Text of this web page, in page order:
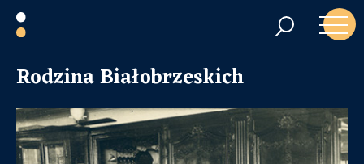
Rodzina Białobrzeskich